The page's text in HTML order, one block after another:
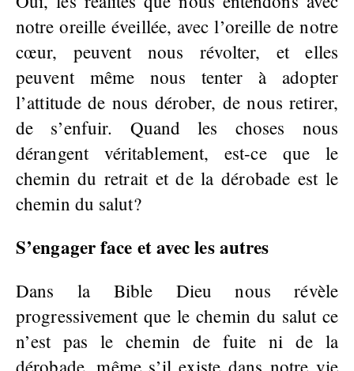
notre oreille éveillée, avec l’oreille de notre
cœur, peuvent nous révolter, et elles
peuvent même nous tenter à adopter
l’attitude de nous dérober, de nous retirer,
de s’enfuir. Quand les choses nous
dérangent véritablement, est-ce que le
chemin du retrait et de la dérobade est le
chemin du salut?
S’engager face et avec les autres
Dans la Bible Dieu nous révèle
progressivement que le chemin du salut ce
n’est pas le chemin de fuite ni de la